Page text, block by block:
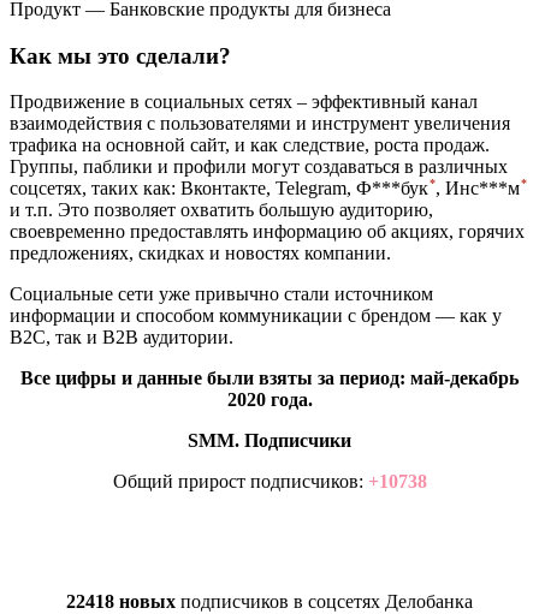
Продукт — Банковские продукты для бизнеса
Как мы это сделали?
Продвижение в социальных сетях – эффективный канал
взаимодействия с пользователями и инструмент увеличения
трафика на основной сайт, и как следствие, роста продаж.
Группы, паблики и профили могут создаваться в различных
соцсетях, таких как: Вконтакте, Telegram, Ф***бук*, Инс***м*
и т.п. Это позволяет охватить большую аудиторию,
своевременно предоставлять информацию об акциях, горячих
предложениях, скидках и новостях компании.
Социальные сети уже привычно стали источником
информации и способом коммуникации с брендом — как у
B2C, так и B2B аудитории.
Все цифры и данные были взяты за период: май-декабрь
2020 года.
SMM. Подписчики
Общий прирост подписчиков: +10738
22418 новых подписчиков в соцсетях Делобанка